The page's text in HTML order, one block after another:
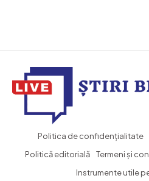
Politica de confidențialitate
Politică editorială
Termeni și
Instrumente utile